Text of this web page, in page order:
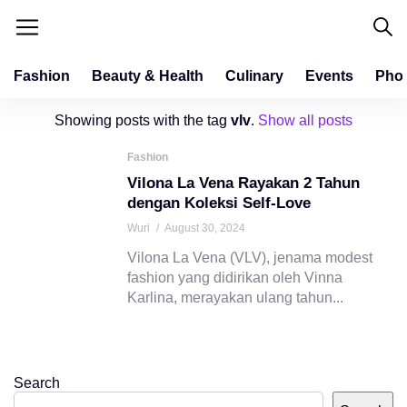
Fashion Beauty & Health Culinary Events
Showing posts with the tag vlv. Show all posts
Fashion
Vilona La Vena Rayakan 2 Tahun
dengan Koleksi Self-Love
Wuri / August 30, 2024
Vilona La Vena (VLV), jenama modest
fashion yang didirikan oleh Vinna
Karlina, merayakan ulang tahun...
Search